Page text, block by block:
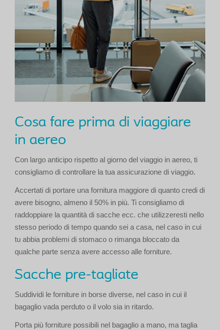
Cosa fare prima di viaggiare
in aereo
Con largo anticipo rispetto al giorno del viaggio in aereo, ti
consigliamo di controllare la tua assicurazione di viaggio.
Accertati di portare una fornitura maggiore di quanto credi di
avere bisogno, almeno il 50% in più. Ti consigliamo di
raddoppiare la quantità di sacche ecc. che utilizzeresti nello
stesso periodo di tempo quando sei a casa, nel caso in cui
tu abbia problemi di stomaco o rimanga bloccato da
qualche parte senza avere accesso alle forniture.
Sacche pre-tagliate
Suddividi le forniture in borse diverse, nel caso in cui il
bagaglio vada perduto o il volo sia in ritardo.
Porta più forniture possibili nel bagaglio a mano, ma taglia